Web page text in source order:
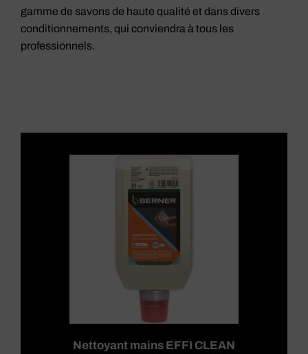
gamme de savons de haute qualité et dans divers
conditionnements, qui conviendra à tous les
professionnels.
Nettoyant mains EFFI CLEAN